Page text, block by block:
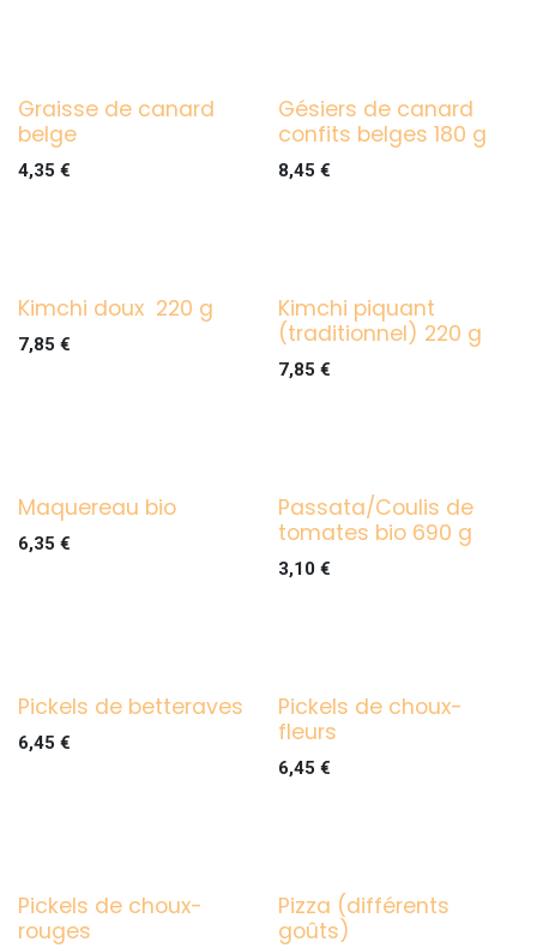
Graisse de canard
belge
4,35 €
Gésiers de canard
confits belges 180 g
8,45 €
Kimchi doux 220 g
7,85 €
Kimchi piquant
(traditionnel) 220 g
7,85 €
Maquereau bio
6,35 €
Passata/Coulis de
tomates bio 690 g
3,10€
Pickels de betteraves
6,45 €
Pickels de choux-
fleurs
6,45 €
Pickels de choux-
rouges
Pizza (différents
goûts)